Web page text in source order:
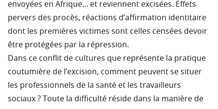
envoyées en Afrique… et reviennent excisées. Effets
pervers des procès, réactions d’affirmation identitaire
dont les premières victimes sont celles censées devoir
être protégées par la répression.
Dans ce conflit de cultures que représente la pratique
coutumière de l’excision, comment peuvent se situer
les professionnels de la santé et les travailleurs
sociaux ? Toute la difficulté réside dans la manière de